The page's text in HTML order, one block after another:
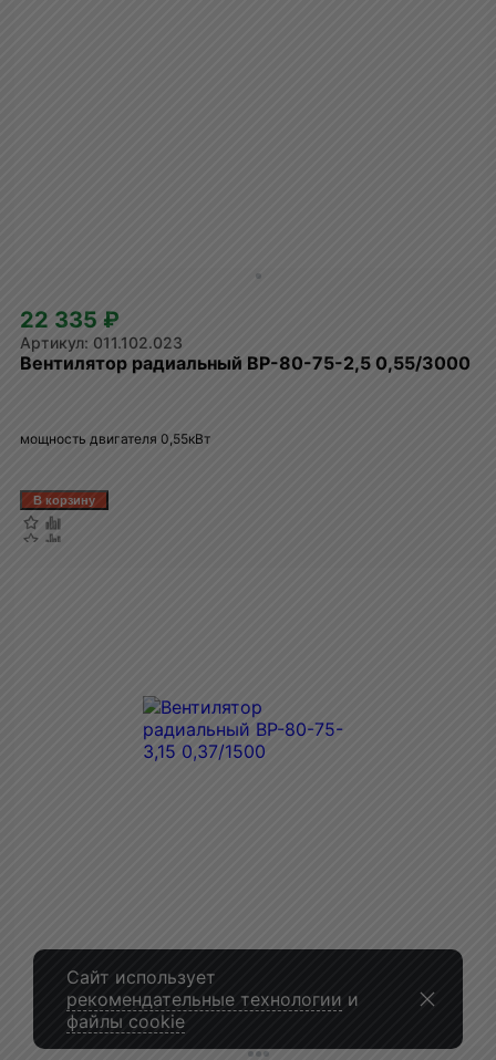
22 335 ₽
011.102.023
Вентилятор радиальный ВР-80-75-2,5 0,55/3000
мощность двигателя 0,55кВт
Сайт использует
рекомендательные технологии и
файлы cookie